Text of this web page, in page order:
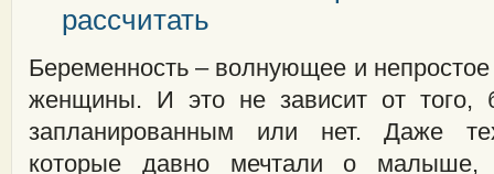
рассчитать
Беременность – волнующее и
женщины. И это не зависит от того,
запланированным или нет. Даже
которые давно мечтали о малыше,